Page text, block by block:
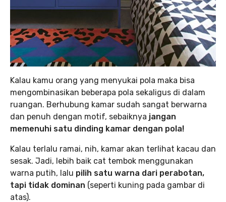
Kalau kamu orang yang menyukai pola maka bisa
mengombinasikan beberapa pola sekaligus di dalam
ruangan. Berhubung kamar sudah sangat berwarna
dan penuh dengan motif, sebaiknya jangan
memenuhi satu dinding kamar dengan pola!
Kalau terlalu ramai, nih, kamar akan terlihat kacau dan
sesak. Jadi, lebih baik cat tembok menggunakan
warna putih, lalu pilih satu warna dari perabotan,
tapi tidak dominan (seperti kuning pada gambar di
atas).